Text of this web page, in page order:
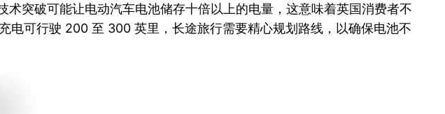
突破可能让电动汽车电池储存十倍以上的电量，这意味着英国消费者不
电可行驶 200 至 300 英里，长途旅行需要精心规划路线，以确保电池不